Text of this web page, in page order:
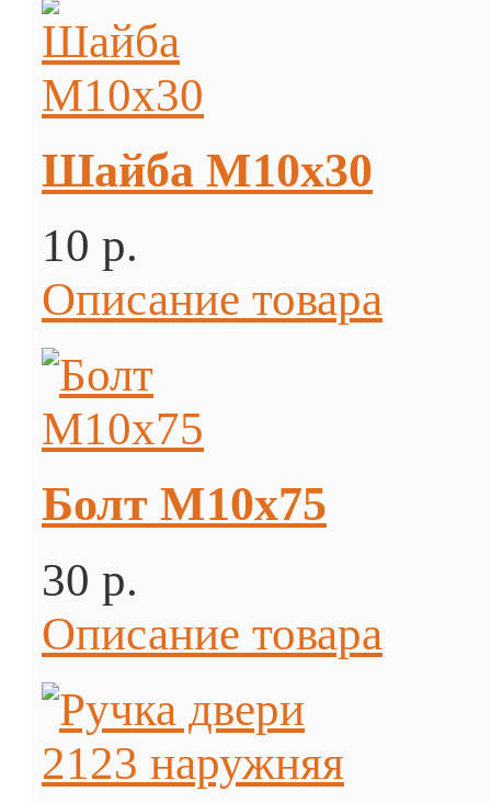
Шайба М10х30
10 p.
Описание товара
Болт М10х75
30 p.
Описание товара